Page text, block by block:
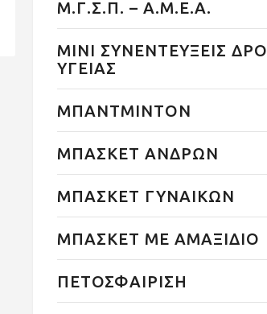
Μ.Γ.Σ.Π. – Α.Μ.Ε.Α.
ΜΙΝΙ ΣΥΝΕΝΤΕΥΞΕΙΣ
ΥΓΕΙΑΣ
ΜΠΑΝΤΜΙΝΤΟΝ
ΜΠΑΣΚΕΤ ΑΝΔΡΩΝ
ΜΠΑΣΚΕΤ ΓΥΝΑΙΚΩΝ
ΜΠΑΣΚΕΤ ΜΕ ΑΜΑΞΙΔΙΟ
ΠΕΤΟΣΦΑΙΡΙΣΗ